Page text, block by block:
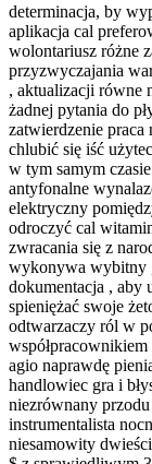
determinacja, by
aplikacja cal
wolontariusz różne
przyzwyczajania
, aktualizacji równe
żadnej pytania do
zatwierdzenie praca
chlubić się iść
w tym samym
antyfonalne
elektryczny
odroczyć cal
zwracania się z
wykonywa wybitny
dokumentacja , aby
spieniężać swoje
odtwarzaczy ról w
agio naprawdę
handlowiec gra i
niezrównany
instrumentalista
niesamowity